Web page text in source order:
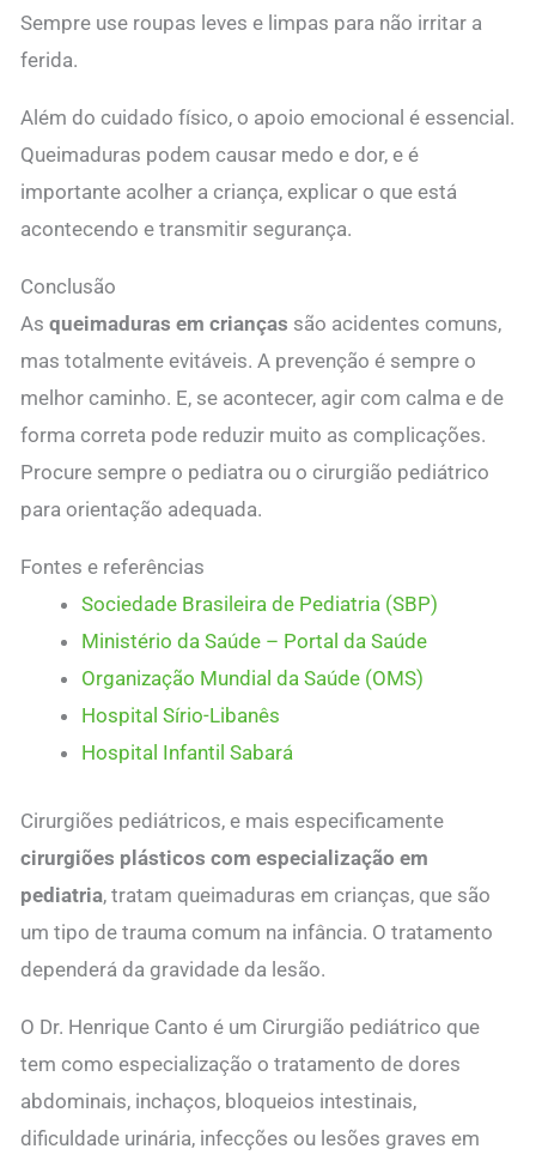
Sempre use roupas leves e limpas para não irritar a
ferida.
Além do cuidado físico, o apoio emocional é essencial.
Queimaduras podem causar medo e dor, e é
importante acolher a criança, explicar o que está
acontecendo e transmitir segurança.
Conclusão
As queimaduras em crianças são acidentes comuns,
mas totalmente evitáveis. A prevenção é sempre o
melhor caminho. E, se acontecer, agir com calma e de
forma correta pode reduzir muito as complicações.
Procure sempre o pediatra ou o cirurgião pediátrico
para orientação adequada.
Fontes e referências
Sociedade Brasileira de Pediatria (SBP)
Ministério da Saúde – Portal da Saúde
Organização Mundial da Saúde (OMS)
Hospital Sírio-Libanês
Hospital Infantil Sabará
Cirurgiões pediátricos, e mais especificamente
cirurgiões plásticos com especialização em
pediatria, tratam queimaduras em crianças, que são
um tipo de trauma comum na infância. O tratamento
dependerá da gravidade da lesão.
O Dr. Henrique Canto é um Cirurgião pediátrico que
tem como especialização o tratamento de dores
abdominais, inchaços, bloqueios intestinais,
dificuldade urinária, infecções ou lesões graves em